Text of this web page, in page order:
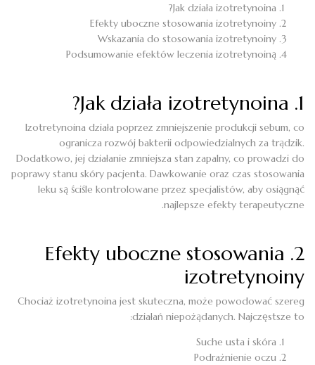
Jak działa izotretynoina?
Efekty uboczne stosowania izotretynoiny
Wskazania do stosowania izotretynoiny
Podsumowanie efektów leczenia izotretynoiną
1. Jak działa izotretynoina?
Izotretynoina działa poprzez zmniejszenie produkcji sebum, co
ogranicza rozwój bakterii odpowiedzialnych za trądzik.
Dodatkowo, jej działanie zmniejsza stan zapalny, co prowadzi do
poprawy stanu skóry pacjenta. Dawkowanie oraz czas stosowania
leku są ściśle kontrolowane przez specjalistów, aby osiągnąć
najlepsze efekty terapeutyczne.
2. Efekty uboczne stosowania
izotretynoiny
Chociaż izotretynoina jest skuteczna, może powodować szereg
działań niepożądanych. Najczęstsze to:
Suche usta i skóra
Podrażnienie oczu